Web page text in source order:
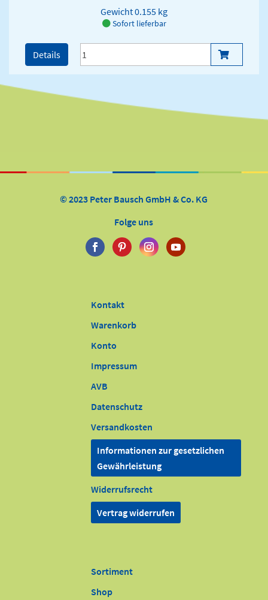
Gewicht0.155 kg
Sofort lieferbar
Details
© 2023 Peter Bausch GmbH & Co. KG
Folge uns
Kontakt
Warenkorb
Konto
Impressum
AVB
Datenschutz
Versandkosten
Informationen zur gesetzlichen
Gewährleistung
Widerrufsrecht
Vertrag widerrufen
Sortiment
Shop